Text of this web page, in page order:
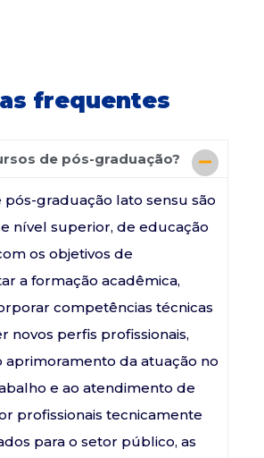
frequentes
de pós-graduação?
pós-graduação lato sensu são
nível superior, de educação
os objetivos de
a formação acadêmica,
competências técnicas
novos perfis profissionais,
aprimoramento da atuação no
e ao atendimento de
profissionais tecnicamente
para o setor público, as